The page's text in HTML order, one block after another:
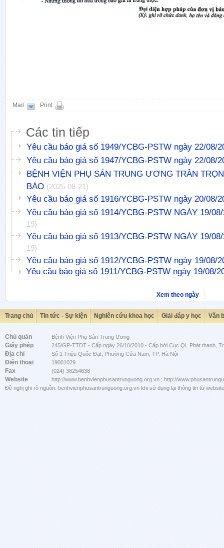
Mail Print
Các tin tiếp
Yêu cầu báo giá số 1949/YCBG-PSTW ngày 22/08/
Yêu cầu báo giá số 1947/YCBG-PSTW ngày 22/08/
BỆNH VIỆN PHỤ SẢN TRUNG ƯƠNG TRÂN
BÁO (2025-08-21)
Yêu cầu báo giá số 1916/YCBG-PSTW ngày 20/08/
Yêu cầu báo giá số 1914/YCBG-PSTW NGÀY 19/
19)
Yêu cầu báo giá số 1913/YCBG-PSTW NGÀY 19/
19)
Yêu cầu báo giá số 1912/YCBG-PSTW ngày 19/08/
Yêu cầu báo giá số 1911/YCBG-PSTW ngày 19/08/
Xem theo ngày
Trang chủ Tin tức - Sự kiện Nghiên cứu khoa học Giải đáp y học Văn
Chủ quản Bệnh Viện Phụ Sản Trung Ương
Giấy phép 245/GP-TTĐT - Cấp ngày 26/10/2010 - Cấp bởi Cục QL Phát thanh,
Địa chỉ Số 1 Triệu Quốc Đạt, Phường Cửa Nam, TP. Hà Nội
Điện thoại 19001029
Fax (024) 38254638
Website
http://www.benhvienphusantrunguong.org.vn ; http://
Đề nghị ghi rõ nguồn: benhvienphusantrunguong.org.vn khi sử dụng lại thông tin từ